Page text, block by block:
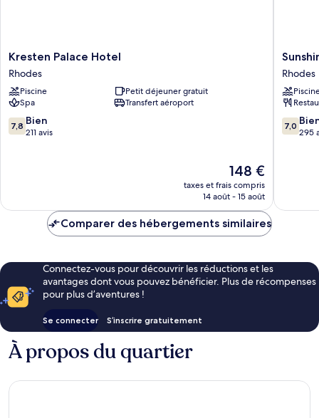
Kresten
Palace
Hotel
Rhodes
Kresten Palace Hotel
Rhodes
Piscine
Petit déjeuner gratuit
Spa
Transfert aéroport
7.8
sur
7,8 Bien
211 avis
Le
nouveau
prix
de
148 €
taxes et frais compris
14 août - 15 août
Rhodes
-
All
Inclusive
Rhodes
Rhodes
7.0
sur
7,0
295
Comparer des hébergements similaires
Connectez-vous pour découvrir les réductions et les
avantages dont vous pouvez bénéficier. Plus de récompenses
pour plus d’aventures !
Se connecter S’inscrire gratuitement
À propos du quartier